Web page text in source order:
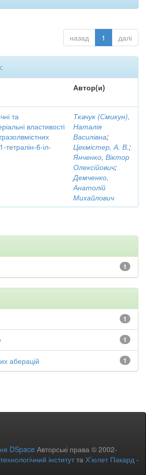
назад 1 далі
Автор(и)
та
властивості
тетралін-6-іл-
Ткачук (Смикун),
Наталія
Василівна;
Цехмістер, А. В.;
Янченко, Віктор
Олексійович;
Демченко,
Анатолій
Михайлович
1
1
1
1
аберацій
DSpace Авторські права © 2002-
інститутта Х’юлет Пакард -